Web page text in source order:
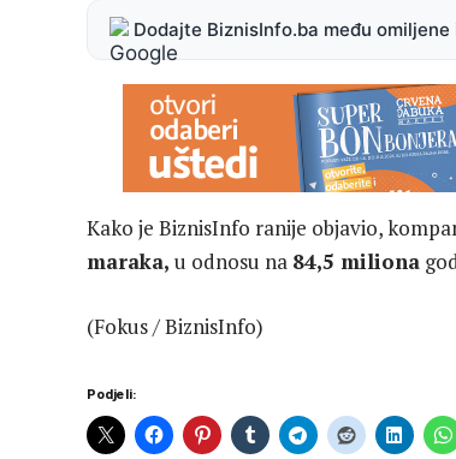
Dodajte BiznisInfo.ba među
Kako je BiznisInfo ranije objavio,
maraka, u odnosu na 84,5 miliona
(Fokus / BiznisInfo)
Podjeli: